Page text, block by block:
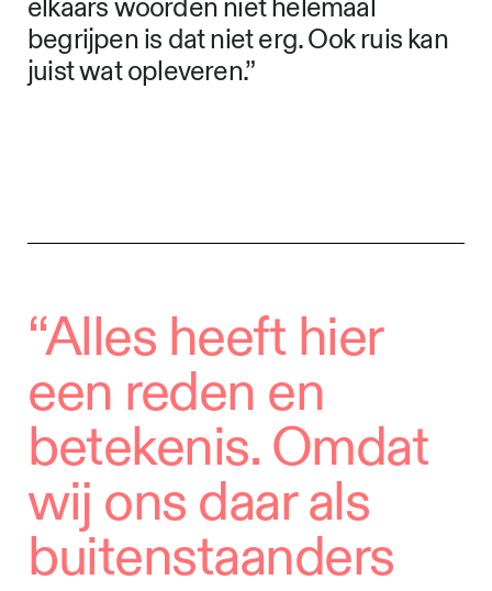
elkaars woorden niet helemaal
begrijpen is dat niet erg. Ook ruis kan
juist wat opleveren.”
“Alles heeft hier
een reden en
betekenis. Omdat
wij ons daar als
buitenstaanders